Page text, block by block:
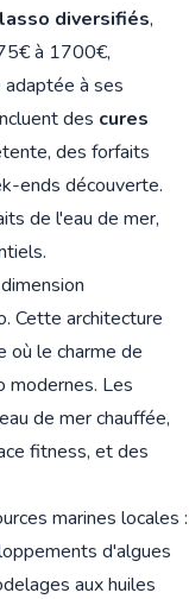
diversifiés,
à 1700€,
à ses
des cures
des forfaits
ends découverte.
de l'eau de mer,
Cette architecture
où le charme de
modernes. Les
de mer chauffée,
fitness, et des
marines locales :
d'algues
aux huiles